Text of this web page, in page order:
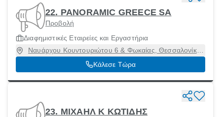
22. PANORAMIC GREECE SA
Προβολή
Διαφημιστικές Εταιρείες και Εργαστήρια
Ναυάρχου Κουντουριώτου 6 & Φωκαίας, Θεσσαλονίκη
[Δήμος], Θεσσαλονίκη
Κάλεσε Τώρα
23. ΜΙΧΑΗΛ Κ ΚΩΤΙΔΗΣ